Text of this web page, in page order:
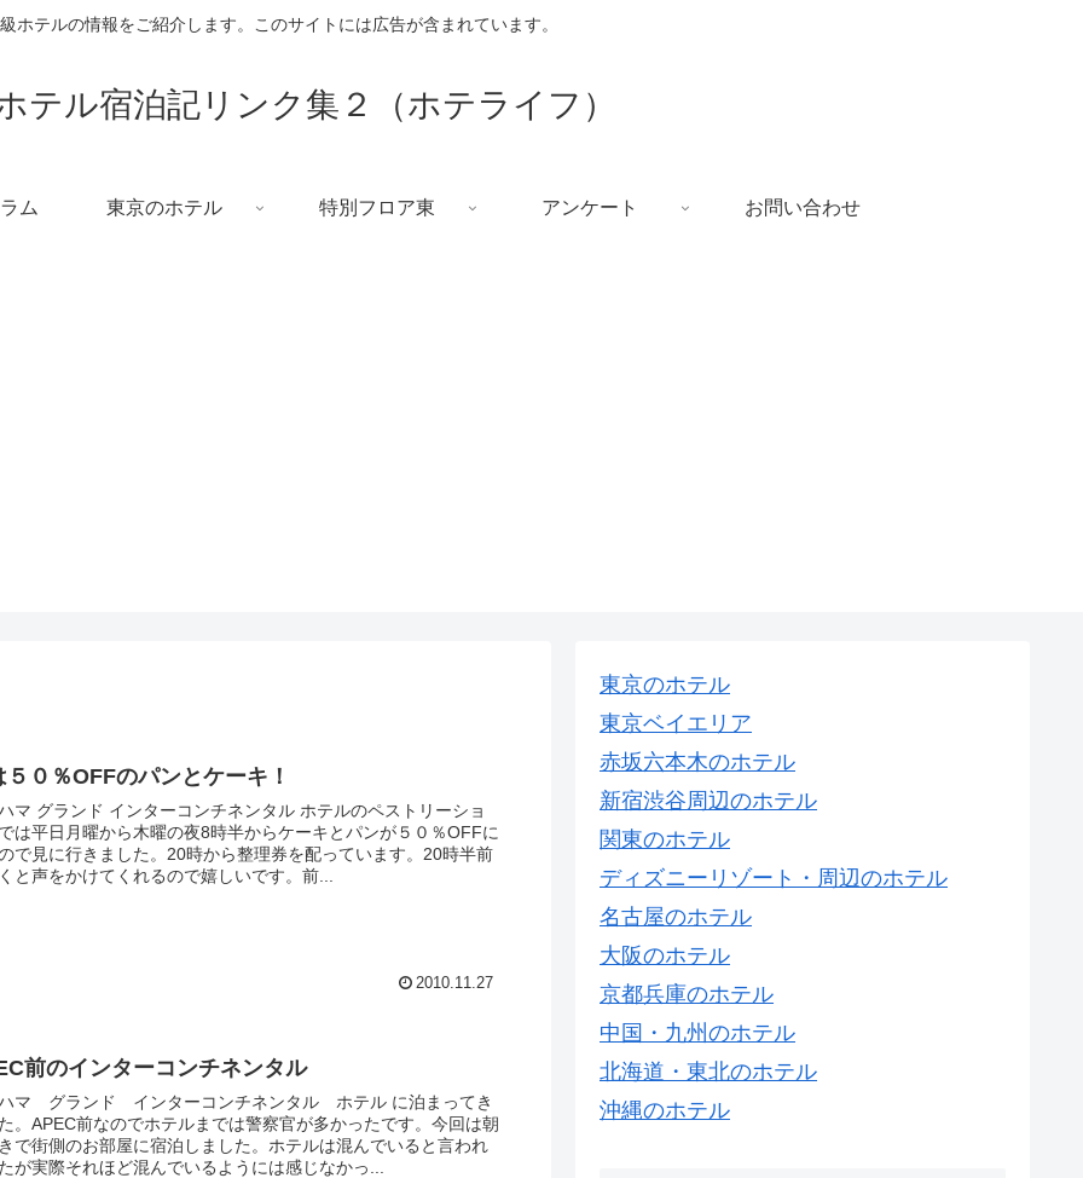
ホテルの情報をご紹介します。このサイトには広告が含まれています。
テル宿泊記リンク集２（ホテライフ）
ム 東京のホテル 特別フロア東 アンケート お問い合わせ
５０％OFFのパンとケーキ！
マ グランド インターコンチネンタル ホテルのペストリーショ
は平日月曜から木曜の夜8時半からケーキとパンが５０％OFFに
で見に行きました。20時から整理券を配っています。20時半前
と声をかけてくれるので嬉しいです。前...
2010.11.27
前のインターコンチネンタル
マ グランド インターコンチネンタル ホテル に泊まってき
。APEC前なのでホテルまでは警察官が多かったです。今回は朝
で街側のお部屋に宿泊しました。ホテルは混んでいると言われ
が実際それほど混んでいるようには感じなかっ...
東京のホテル
東京ベイエリア
赤坂六本木のホテル
新宿渋谷周辺のホテル
関東のホテル
ディズニーリゾート・周辺のホテル
名古屋のホテル
大阪のホテル
京都兵庫のホテル
中国・九州のホテル
北海道・東北のホテル
沖縄のホテル